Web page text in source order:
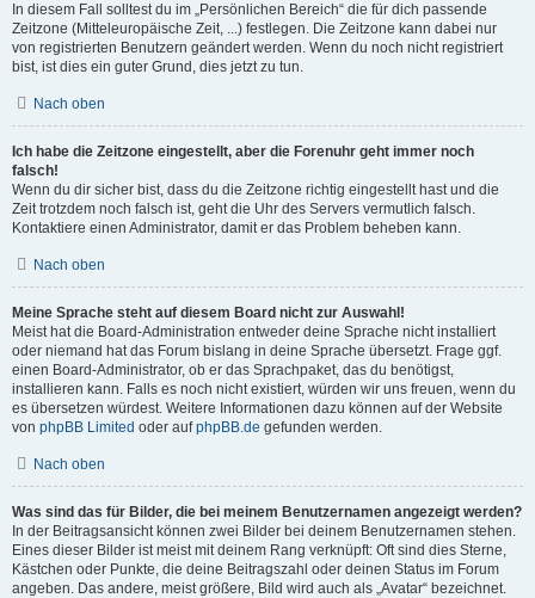
In diesem Fall solltest du im „Persönlichen Bereich“ die für dich passende
Zeitzone (Mitteleuropäische Zeit, ...) festlegen. Die Zeitzone kann dabei nur
von registrierten Benutzern geändert werden. Wenn du noch nicht registriert
bist, ist dies ein guter Grund, dies jetzt zu tun.
Nach oben
Ich habe die Zeitzone eingestellt, aber die Forenuhr geht immer noch
falsch!
Wenn du dir sicher bist, dass du die Zeitzone richtig eingestellt hast und die
Zeit trotzdem noch falsch ist, geht die Uhr des Servers vermutlich falsch.
Kontaktiere einen Administrator, damit er das Problem beheben kann.
Nach oben
Meine Sprache steht auf diesem Board nicht zur Auswahl!
Meist hat die Board-Administration entweder deine Sprache nicht installiert
oder niemand hat das Forum bislang in deine Sprache übersetzt. Frage ggf.
einen Board-Administrator, ob er das Sprachpaket, das du benötigst,
installieren kann. Falls es noch nicht existiert, würden wir uns freuen, wenn du
es übersetzen würdest. Weitere Informationen dazu können auf der Website
von phpBB Limited oder aufphpBB.de gefunden werden.
Nach oben
Was sind das für Bilder, die bei meinem Benutzernamen angezeigt werden?
In der Beitragsansicht können zwei Bilder bei deinem Benutzernamen stehen.
Eines dieser Bilder ist meist mit deinem Rang verknüpft: Oft sind dies Sterne,
Kästchen oder Punkte, die deine Beitragszahl oder deinen Status im Forum
angeben. Das andere, meist größere, Bild wird auch als „Avatar“ bezeichnet.